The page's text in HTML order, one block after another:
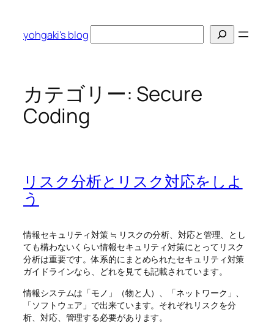
yohgaki's blog
索
カテゴリー: Secure
Coding
リスク分析とリスク対応をしよ
う
情報セキュリティ対策 ≒ リスクの分析、対応と管理、とし
ても構わないくらい情報セキュリティ対策にとってリスク
分析は重要です。体系的にまとめられたセキュリティ対策
ガイドラインなら、どれを見ても記載されています。
情報システムは「モノ」（物と人）、「ネットワーク」、
「ソフトウェア」で出来ています。それぞれリスクを分
析、対応、管理する必要があります。